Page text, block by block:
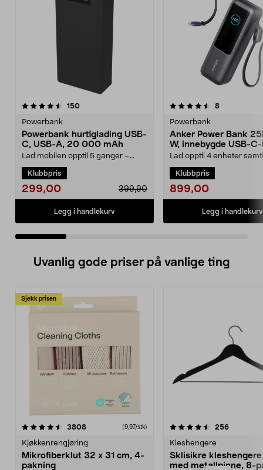
150anmeldelser
Powerbank
Powerbank hurtiglading USB-
C, USB-A, 20 000 mAh
Lad mobilen opptil 5 ganger –
powerbank – 20...
Klubbpris
299,00 399,90
Legg i handlekurv
4.5 av 5 stjerner 8anmeldelser
Powerbank
Anker Power Bank
W, innebygde USB-
Lad opptil 4 enheter
mAh powerbank m...
Klubbpris
899,00
Legg i handlekurv
4.5 av 5 stjerner
Uvanlig gode priser på vanlige ting
Sjekk prisen
3808anmeldelser(9,97/stk)
Kjøkkenrengjøring
Mikrofiberklut 32 x 31 cm, 4-
pakning
4.5av 5 stjerner 256
Kleshengere
Sklisikre
med metallpinne, 8-
4.5av 5 stjerner